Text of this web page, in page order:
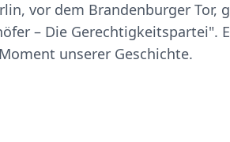
vor dem Brandenburger Tor,
– Die Gerechtigkeitspartei".
unserer Geschichte.